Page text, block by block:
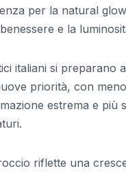
per la natural
e la
italiani si preparano
priorità, con
estrema e più
riflette una